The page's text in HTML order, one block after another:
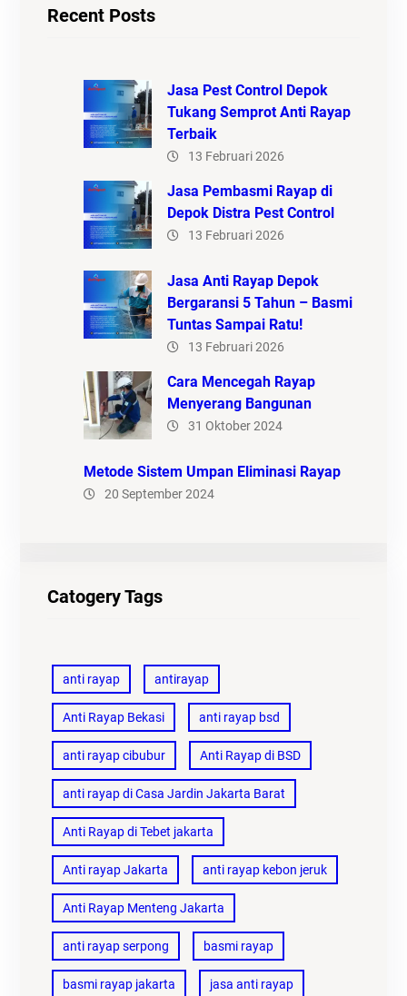
Recent Posts
Jasa Pest Control Depok
Tukang Semprot Anti Rayap
Terbaik
13 Februari 2026
Jasa Pembasmi Rayap di
Depok Distra Pest Control
13 Februari 2026
Jasa Anti Rayap Depok
Bergaransi 5 Tahun – Basmi
Tuntas Sampai Ratu!
13 Februari 2026
Cara Mencegah Rayap
Menyerang Bangunan
31 Oktober 2024
Metode Sistem Umpan Eliminasi Rayap
20 September 2024
Catogery Tags
anti rayap antirayap
Anti Rayap Bekasi anti rayap bsd
anti rayap cibubur Anti Rayap di BSD
anti rayap di Casa Jardin Jakarta Barat
Anti Rayap di Tebet jakarta
Anti rayap Jakarta anti rayap kebon jeruk
Anti Rayap Menteng Jakarta
anti rayap serpong basmi rayap
basmi rayap jakarta jasa anti rayap